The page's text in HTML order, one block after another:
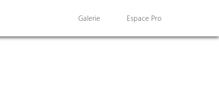
Galerie Espace Pro